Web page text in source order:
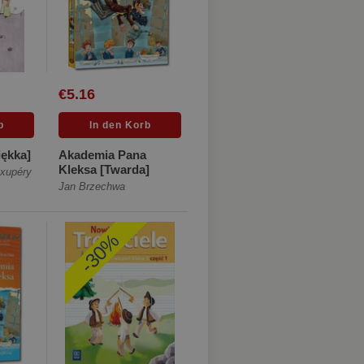
€5.16
Akademia Pana
Kleksa [Twarda]
Jan Brzechwa
-30%